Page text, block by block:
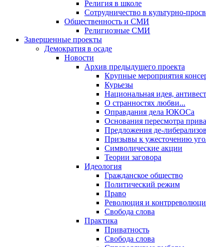
Религия в школе
Сотрудничество в культурно-
Общественность и СМИ
Религиозные СМИ
Завершенные проекты
Демократия в осаде
Новости
Архив предыдущего проекта
Крупные мероприятия
Курьезы
Национальная идея,
О странностях любви...
Оправдания дела ЮКОСа
Основания пересмотра
Предложения де-
Призывы к ужесточению
Символические акции
Теории заговора
Идеология
Гражданское общество
Политический режим
Право
Революция и
Свобода слова
Практика
Приватность
Свобода слова